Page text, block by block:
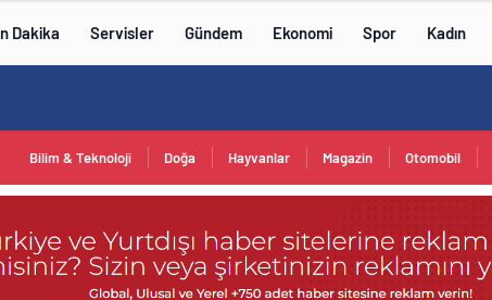
Dakika Servisler Gündem Ekonomi Spor Kadın
Bilim & Teknoloji Doğa Hayvanlar Magazin Otomobil